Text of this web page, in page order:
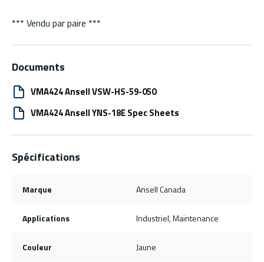
*** Vendu par paire ***
Documents
VMA424 Ansell VSW-HS-59-050
VMA424 Ansell YNS-18E Spec Sheets
Spécifications
Marque Ansell Canada
Applications Industriel, Maintenance
Couleur Jaune